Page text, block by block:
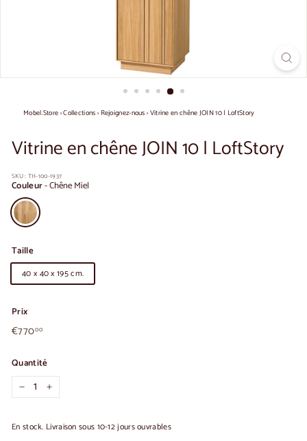
Mobel.Store›Collections› Rejoignez-nous›Vitrine en chêne JOIN 10 | LoftStory
Vitrine en chêne JOIN 10 | LoftStory
SKU : TH-100-1937
Couleur-Chêne Miel
Taille
40 x 40 x 195 cm.
Prix
Prix
habituel
€77000€770,00
Quantité
+
En stock. Livraison sous 10-12 jours ouvrables